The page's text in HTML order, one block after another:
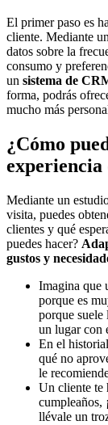
El primer paso es
cliente. Mediante
datos sobre la
consumo y
un sistema de
forma, podrás
mucho más
¿Cómo
experiencia
Mediante un
visita, puedes
clientes y qué
puedes hacer?
gustos y
Imagina que
porque es
porque suele
un lugar con
En el
qué no
le
Un cliente te
cumpleaños,
llévale un